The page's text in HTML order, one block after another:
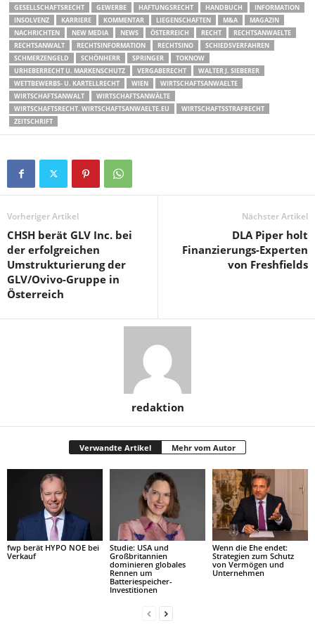
GESELLSCHAFTSRECHT
GEWERBE HAFTUNGSRECHT HANDBUCH
INFORMATION
INSOLVENZ
KARRIERE KOMMENTAR LIEGENSCHAFTEN M&A
MAGAZIN
NACHRICHTEN
NEW MEDIA NEWS ÖSTERREICH RECHT
RECHTSANWAELTE
RECHTSANWALT
RECHTSINFORMATION RECHTSINO
SCHIEDSVERFAHREN
SCHMERZENGELD
SCHÖNHERR SPRINGER
TOKNOW
URHEBERRECHT U. MARKENSCHUTZ
VERGABERECHT
WALTER J. SIEBERER
WETTBEWERBS- U. KARTELLRECHT
WIEN
WIRTSCHAFTSANWAELTE
WIRTSCHAFTSANWALT
WIRTSCHAFTSANWÄLTE
WIRTSCHAFTSRECHT. WIRTSCHAFTSANWAELTE.EU
WIRTSCHAFTSSTRAFRECHT
ZEITSCHRIFT
Vorheriger Artikel
CHSH berät GLV Inc. bei
der erfolgreichen
Umstrukturierung der
GLV/Ovivo-Gruppe in
Österreich
Nächster Artikel
DLA Piper holt
Finanzierungs-Experten
von Freshfields
redaktion
Verwandte Artikel Mehr vom Autor
fwp berät HYPO NOE bei
Verkauf
Studie: USA und
Großbritannien
dominieren globales
Rennen um
Batteriespeicher-
Investitionen
Wenn die Ehe endet:
Strategien zum Schutz
von Vermögen und
Unternehmen